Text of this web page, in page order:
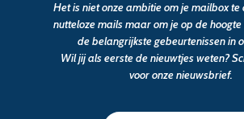
Het is niet onze ambitie om je mailbox
nutteloze mails maar om je op de
de belangrijkste gebeurtenissen in
Wil jij als eerste de nieuwtjes weten?
voor onze nieuwsbrief.